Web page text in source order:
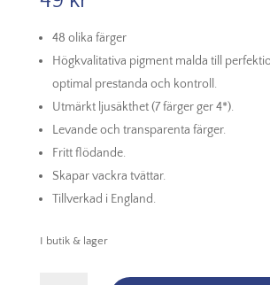
48 olika färger
Högkvalitativa pigment malda till
optimal prestanda och kontroll.
Utmärkt ljusäkthet (7 färger ger 4*).
Levande och transparenta färger.
Fritt flödande.
Skapar vackra tvättar.
Tillverkad i England.
I butik & lager